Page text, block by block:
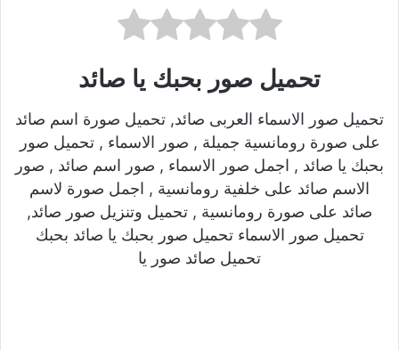
تحميل صور بحبك يا صائد
تحميل صور الاسماء العربى صائد, تحميل صورة اسم صائد
على صورة رومانسية جميلة , صور الاسماء , تحميل صور
بحبك يا صائد , اجمل صور الاسماء , صور اسم صائد , صور
الاسم صائد على خلفية رومانسية , اجمل صورة لاسم
صائد على صورة رومانسية , تحميل وتنزيل صور صائد,
تحميل صور الاسماء تحميل صور بحبك يا صائد بحبك
تحميل صائد صور يا